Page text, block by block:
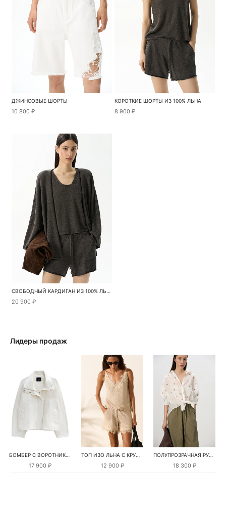
ДЖИНСОВЫЕ ШОРТЫ
10 800 ₽
КОРОТКИЕ ШОРТЫ ИЗ 100% ЛЬНА
8 900 ₽
СВОБОДНЫЙ КАРДИГАН ИЗ 100% ЛЬНА
20 900 ₽
Лидеры продаж
БОМБЕР С ВОРОТНИКОМ-СТОЙКОЙ
17 900 ₽
ТОП ИЗО ЛЬНА С КРУЖЕВОМ
12 900 ₽
ПОЛУПРОЗРАЧНАЯ РУБАШКА С РОМАШКАМИ
18 300 ₽